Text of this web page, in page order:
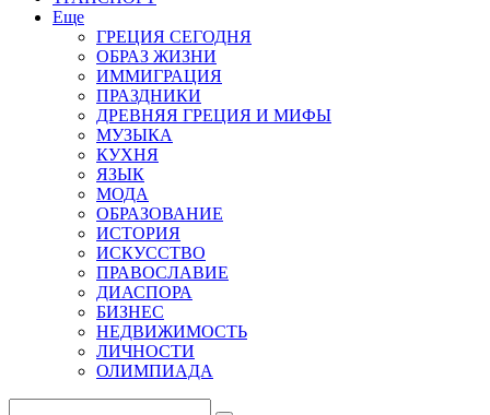
Еще
ГРЕЦИЯ СЕГОДНЯ
ОБРАЗ ЖИЗНИ
ИММИГРАЦИЯ
ПРАЗДНИКИ
ДРЕВНЯЯ ГРЕЦИЯ И МИФЫ
МУЗЫКА
КУХНЯ
ЯЗЫК
МОДА
ОБРАЗОВАНИЕ
ИСТОРИЯ
ИСКУССТВО
ПРАВОСЛАВИЕ
ДИАСПОРА
БИЗНЕС
НЕДВИЖИМОСТЬ
ЛИЧНОСТИ
ОЛИМПИАДА